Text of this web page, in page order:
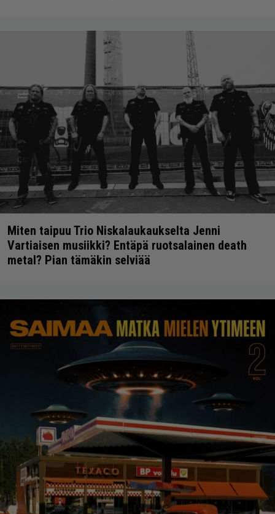
Miten taipuu Trio Niskalaukaukselta Jenni
Vartiaisen musiikki? Entäpä ruotsalainen death
metal? Pian tämäkin selviää